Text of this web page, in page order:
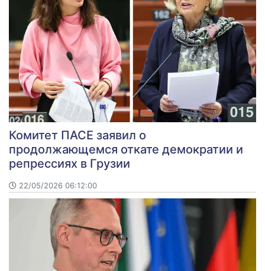
Комитет ПАСЕ заявил о
продолжающемся откате демократии и
репрессиях в Грузии
22/05/2026 06:12:00